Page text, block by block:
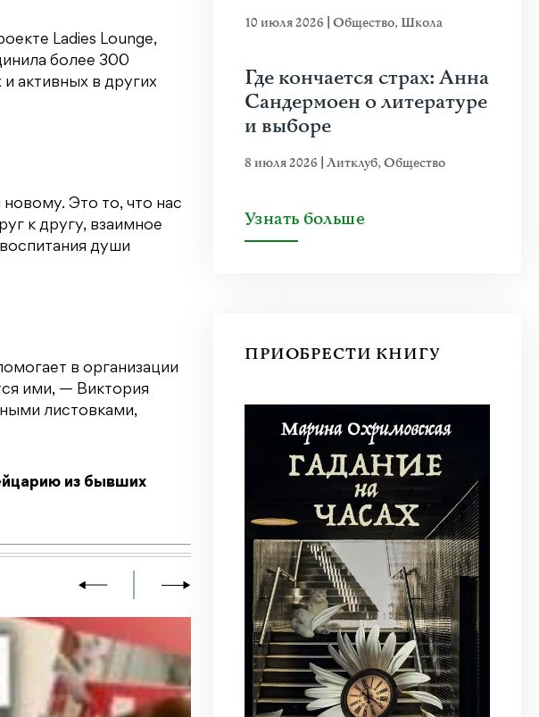
Ladies Lounge,
более 300
активных в других
Это то, что нас
к другу, взаимное
души
в организации
ими, — Виктория
листовками,
из бывших
10 июля 2026 Общество, Школа
Где кончается страх: Анна
Сандермоен о литературе
и выборе
8 июля 2026 Литклуб,Общество
Узнать больше
ПРИОБРЕСТИ КНИГУ